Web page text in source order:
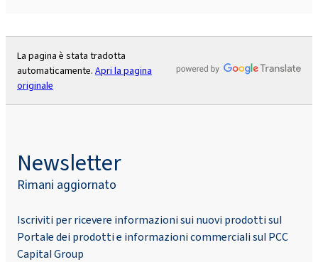
La pagina è stata tradotta
automaticamente. Apri la pagina
originale
Newsletter
Rimani aggiornato
Iscriviti per ricevere informazioni sui nuovi prodotti sul
Portale dei prodotti e informazioni commerciali sul PCC
Capital Group